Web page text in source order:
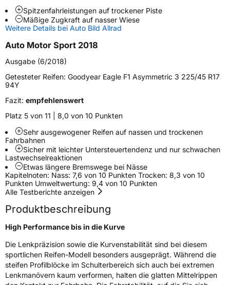
Weitere Eigenschaften
Schlauchtyp TL
Zustand Neureifen
Verstärkt
Empfohlen für AudiAO
EU Label
EffizienzB
NasshaftungB
Rollgeräusch (Klasse)B
Rollgeräusch (dB)71
FahrzeugklasseC1
3PMSF / Schneeflockensymbol / Alpine-SymbolNein
Spitzenfahrleistungen auf trockener Piste
Mäßige Zugkraft auf nasser Wiese
Weitere Details bei Auto Bild Allrad
Auto Motor Sport 2018
Ausgabe (6/2018)
Getesteter Reifen: Goodyear Eagle F1 Asymmetric 3 225/45 R17
94Y
Fazit: empfehlenswert
Platz 5 von 11 | 8,0 von 10 Punkten
Sehr ausgewogener Reifen auf nassen und trockenen
Fahrbahnen
Sicher mit leichter Untersteuertendenz und nur schwachen
Lastwechselreaktionen
Etwas längere Bremswege bei Nässe
Kapitelnoten: Nass: 7,6 von 10 Punkten Trocken: 8,3 von 10
Punkten Umweltwertung: 9,4 von 10 Punkten
Alle Testberichte anzeigen
Produktbeschreibung
High Performance bis in die Kurve
Die Lenkpräzision sowie die Kurvenstabilität sind bei diesem
sportlichen Reifen-Modell besonders ausgeprägt. Während die
steifen Profilblöcke im Schulterbereich sich auch bei extremen
Lenkmanövern kaum verformen, halten die glatten Mittelrippen